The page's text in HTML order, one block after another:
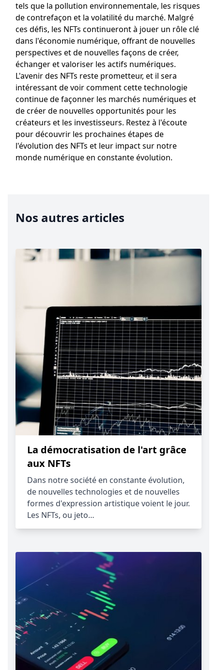
tels que la pollution environnementale, les risques
de contrefaçon et la volatilité du marché. Malgré
ces défis, les NFTs continueront à jouer un rôle clé
dans l'économie numérique, offrant de nouvelles
perspectives et de nouvelles façons de créer,
échanger et valoriser les actifs numériques.
L'avenir des NFTs reste prometteur, et il sera
intéressant de voir comment cette technologie
continue de façonner les marchés numériques et
de créer de nouvelles opportunités pour les
créateurs et les investisseurs. Restez à l'écoute
pour découvrir les prochaines étapes de
l'évolution des NFTs et leur impact sur notre
monde numérique en constante évolution.
Nos autres articles
La démocratisation de l'art grâce
aux NFTs
Dans notre société en constante évolution,
de nouvelles technologies et de nouvelles
formes d'expression artistique voient le jour.
Les NFTs, ou jeto…